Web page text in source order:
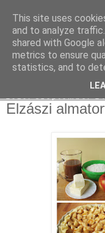
Moha
Elzászi
This site uses
and to analyze
shared with Google
metrics to ensure
statistics, and to